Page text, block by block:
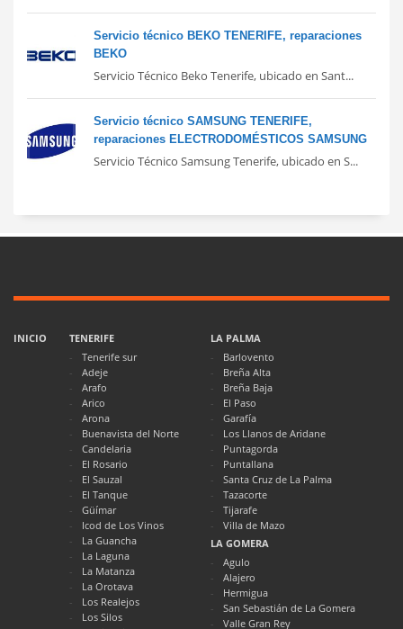
Servicio técnico BEKO TENERIFE, reparaciones
BEKO
Servicio Técnico Beko Tenerife, ubicado en Sant...
Servicio técnico SAMSUNG TENERIFE,
reparaciones ELECTRODOMÉSTICOS SAMSUNG
Servicio Técnico Samsung Tenerife, ubicado en S...
INICIO
TENERIFE
Tenerife sur
Adeje
Arafo
Arico
Arona
Buenavista del Norte
Candelaria
El Rosario
El Sauzal
El Tanque
Güímar
Icod de Los Vinos
La Guancha
La Laguna
La Matanza
La Orotava
Los Realejos
Los Silos
LA PALMA
Barlovento
Breña Alta
Breña Baja
El Paso
Garafía
Los Llanos de Aridane
Puntagorda
Puntallana
Santa Cruz de La Palma
Tazacorte
Tijarafe
Villa de Mazo
LA GOMERA
Agulo
Alajero
Hermigua
San Sebastián de La Gomera
Valle Gran Rey